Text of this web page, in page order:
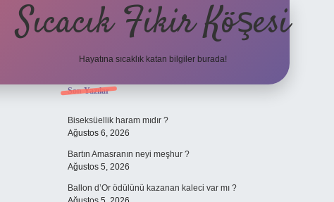
Sıcacık Fikir Köşesi
Hayatına sıcaklık katan bilgiler burada!
Sidebar
Son Yazılar
Biseksüellik haram mıdır ?
Ağustos 6, 2026
Bartın Amasranın neyi meşhur ?
Ağustos 5, 2026
Ballon d’Or ödülünü kazanan kaleci var mı ?